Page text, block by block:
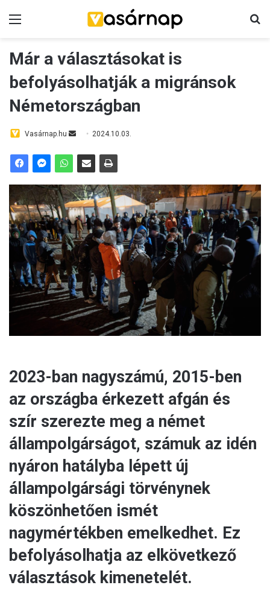
Menü
Már a választásokat is
befolyásolhatják a migránsok
Németországban
Vasárnap.hu
Send
email
2024.10.03.
2023-ban nagyszámú, 2015-ben
az országba érkezett afgán és
szír szerezte meg a német
állampolgárságot, számuk az idén
nyáron hatályba lépett új
állampolgársági törvénynek
köszönhetően ismét
nagymértékben emelkedhet. Ez
befolyásolhatja az elkövetkező
választások kimenetelét.